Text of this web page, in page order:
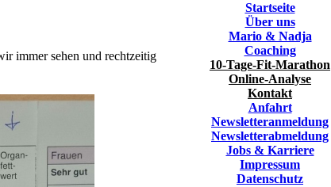
immer sehen und rechtzeitig
Startseite
Über uns
Mario & Nadja
Coaching
10-Tage-Fit-Marathon
Online-Analyse
Kontakt
Anfahrt
Newsletteranmeldung
Newsletterabmeldung
Jobs & Karriere
Impressum
Datenschutz